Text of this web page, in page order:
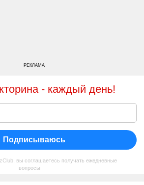
РЕКЛАМА
- каждый день!
Подписываюсь
вы соглашаетесь получать ежедневные
вопросы